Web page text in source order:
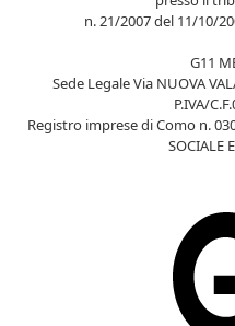
n. 21/2007 del 11/10/
G11
Sede Legale Via NUOVA
P.IVA/
Registro imprese di Como n.
SOCIALE